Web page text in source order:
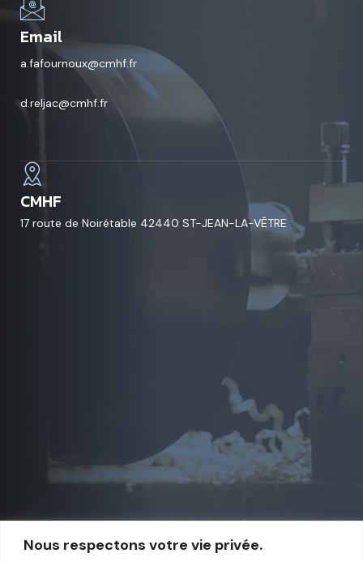
Nous respectons votre vie privée.
Email
a.fafournoux@cmhf.fr
d.reljac@cmhf.fr
CMHF
17 route de Noirétable 42440 ST-JEAN-LA-VÊTRE